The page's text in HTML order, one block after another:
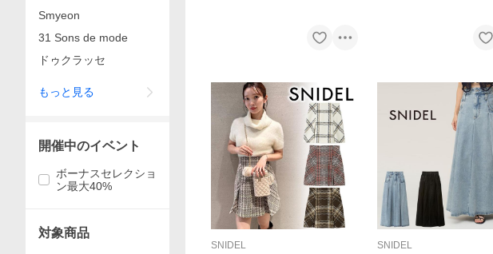
SNIDEL SNIDEL
Smyeon
31 Sons de mode
ドゥクラッセ
もっと見る
開催中のイベント
ボーナスセレクショ
ン最大40%
対象商品